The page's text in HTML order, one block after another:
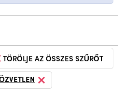
TÖRÖLJE AZ ÖSSZES SZŰRŐT